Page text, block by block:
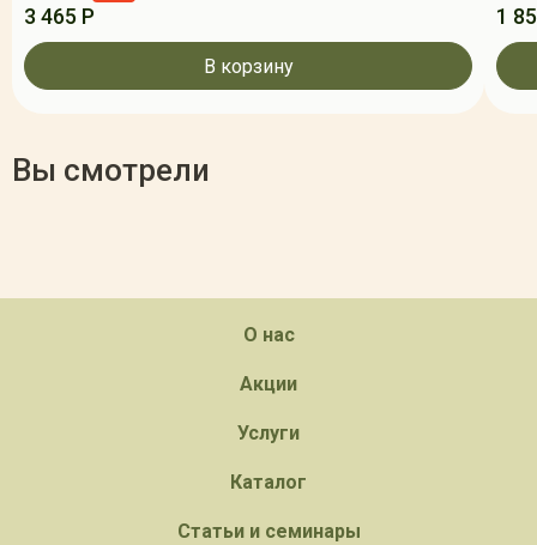
3 465 Р
В корзину
1
Вы смотрели
О нас
Акции
Услуги
Каталог
Статьи и семинары